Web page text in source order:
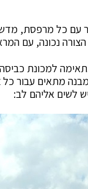
עם כל מרפסת,
נכונה, עם
למכונת
מתאים עבור כל
לשים אליהם לב: